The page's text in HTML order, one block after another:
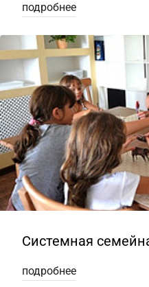
подробнее
Системная
подробнее